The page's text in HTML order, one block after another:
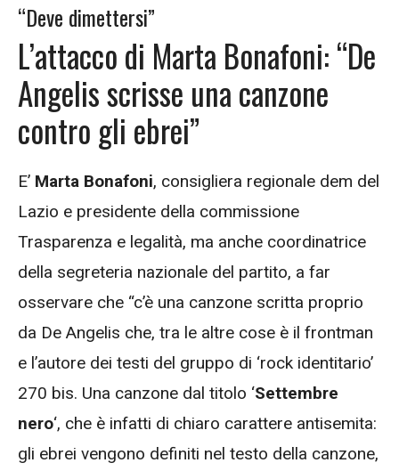
“Deve dimettersi”
L’attacco di Marta Bonafoni: “De
Angelis scrisse una canzone
contro gli ebrei”
E’ Marta Bonafoni, consigliera regionale dem del
Lazio e presidente della commissione
Trasparenza e legalità, ma anche coordinatrice
della segreteria nazionale del partito, a far
osservare che “c’è una canzone scritta proprio
da De Angelis che, tra le altre cose è il frontman
e l’autore dei testi del gruppo di ‘rock identitario’
270 bis. Una canzone dal titolo ‘Settembre
nero‘, che è infatti di chiaro carattere antisemita:
gli ebrei vengono definiti nel testo della canzone,